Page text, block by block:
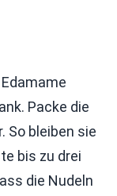
Packe die
So bleiben sie
bis zu drei
die Nudeln